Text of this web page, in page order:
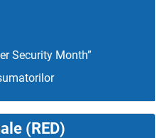
Security Month”
(RED)